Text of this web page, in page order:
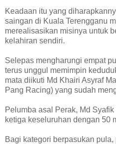
Keadaan itu yang
saingan di Kuala Terengganu
merealisasikan misinya untuk
kelahiran sendiri.
Selepas mengharungi empat
terus unggul memimpin
mata diikuti Md Khairi Asyraf
Pang Racing) yang sudah
Pelumba asal Perak, Md
ketiga keseluruhan dengan 50
Bagi kategori berpasukan